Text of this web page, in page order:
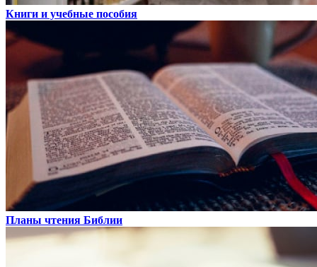
Книги и учебные пособия
Планы чтения Библии